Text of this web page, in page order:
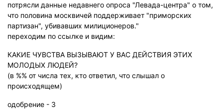
потрясли данные недавнего опроса "Левада-центра" о том,
что половина москвичей поддерживает "приморских
партизан", убивавших милиционеров."
переходим по ссылке и видим:
КАКИЕ ЧУВСТВА ВЫЗЫВАЮТ У ВАС ДЕЙСТВИЯ ЭТИХ
МОЛОДЫХ ЛЮДЕЙ?
(в %% от числа тех, кто ответил, что слышал о
происходящем)
одобрение - 3